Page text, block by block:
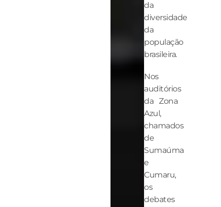
da
diversidade
da
população
brasileira.
Nos
auditórios
da Zona
Azul,
chamados
de
Sumaúma
e
Cumaru,
os
debates